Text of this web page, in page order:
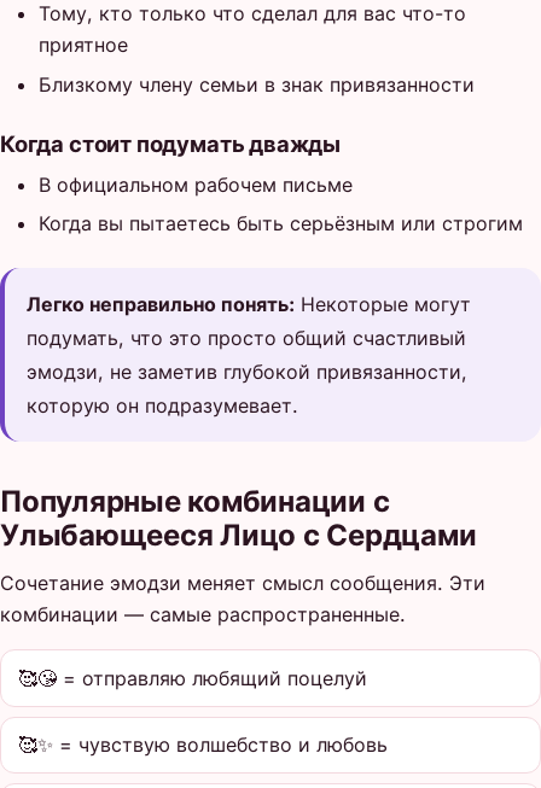
Тому, кто только что сделал для вас что-то
приятное
Близкому члену семьи в знак привязанности
Когда стоит подумать дважды
В официальном рабочем письме
Когда вы пытаетесь быть серьёзным или строгим
Легко неправильно понять: Некоторые могут
подумать, что это просто общий счастливый
эмодзи, не заметив глубокой привязанности,
которую он подразумевает.
Популярные комбинации с
Улыбающееся Лицо с Сердцами
Сочетание эмодзи меняет смысл сообщения. Эти
комбинации — самые распространенные.
🥰😘 = отправляю любящий поцелуй
🥰✨ = чувствую волшебство и любовь